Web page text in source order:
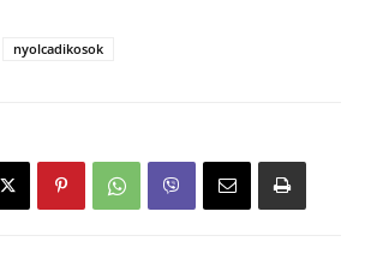
nyolcadikosok